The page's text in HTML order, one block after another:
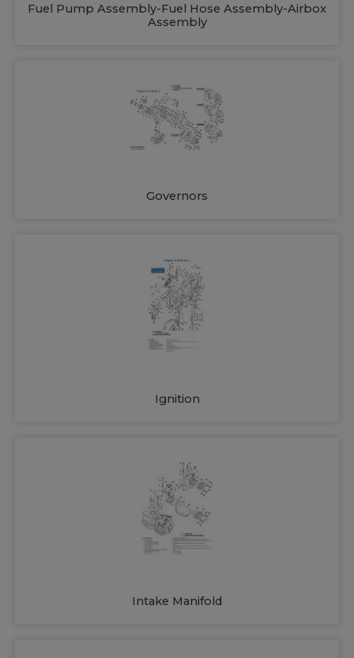
Fuel Pump Assembly-Fuel Hose Assembly-Airbox
Assembly
Governors
Ignition
Intake Manifold